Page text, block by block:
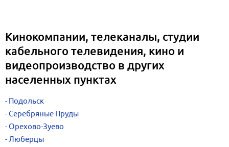
Кинокомпании, телеканалы, студии
кабельного телевидения, кино и
видеопроизводство в других
населенных пунктах
Подольск
Серебряные Пруды
Орехово-Зуево
Люберцы